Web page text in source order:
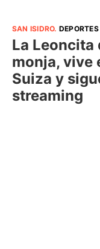
SAN ISIDRO. DEPORTES
La Leoncita
monja, vive
Suiza y
streaming